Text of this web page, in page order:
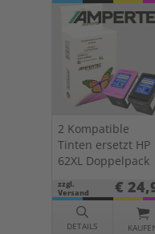
2 Kompatible
Tinten ersetzt HP
62XL Doppelpack
zzgl.
Versand
€
DETAILS